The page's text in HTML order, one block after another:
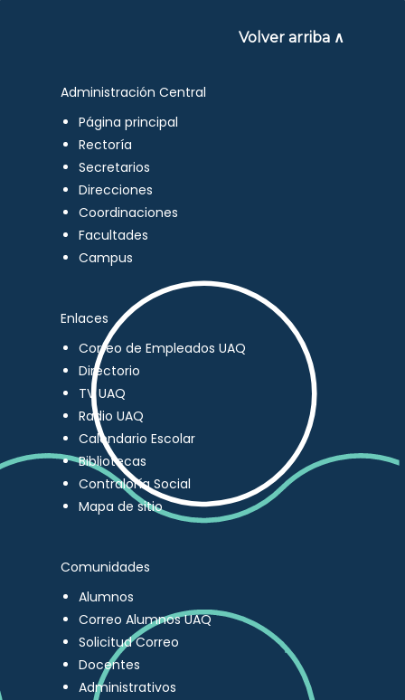
Volver arriba ∧
Administración Central
Página principal
Rectoría
Secretarios
Direcciones
Coordinaciones
Facultades
Campus
Enlaces
Correo de Empleados UAQ
Directorio
TV UAQ
Radio UAQ
Calendario Escolar
Bibliotecas
Contraloría Social
Mapa de sitio
Comunidades
Alumnos
Correo Alumnos UAQ
Solicitud Correo
Docentes
Administrativos